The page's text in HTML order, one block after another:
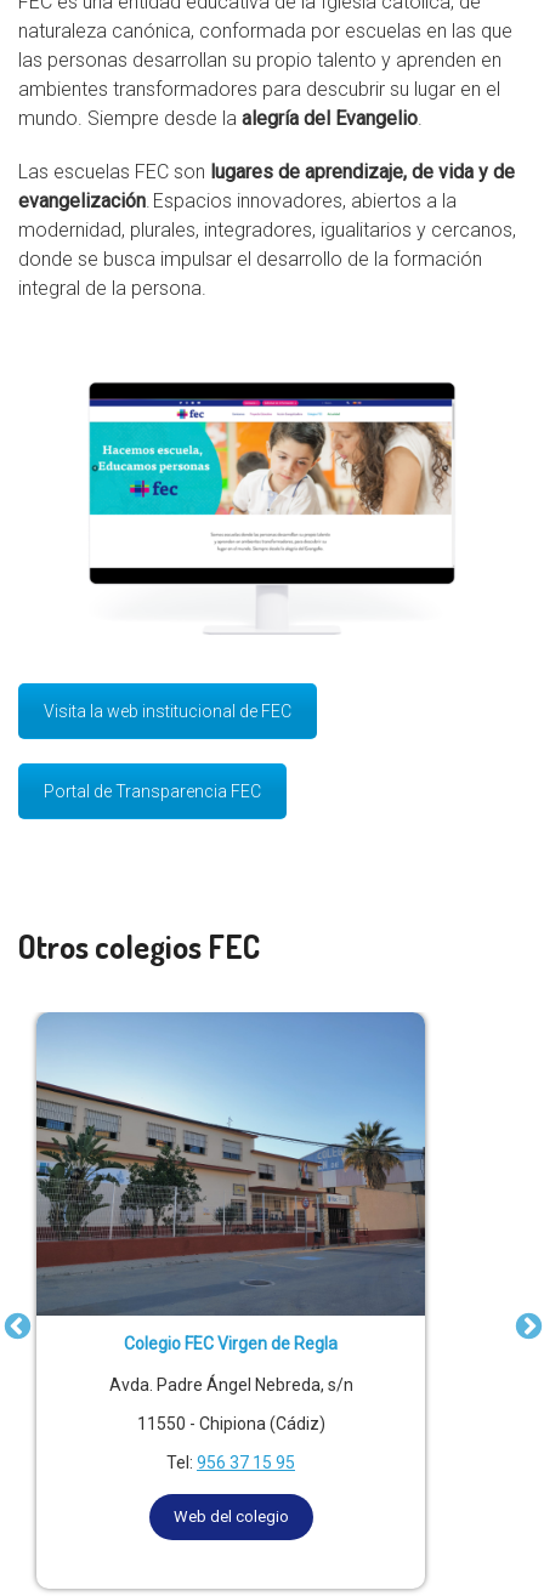
naturaleza canónica, conformada por escuelas en las que
las personas desarrollan su propio talento y aprenden en
ambientes transformadores para descubrir su lugar en el
mundo. Siempre desde la alegría del Evangelio.
Las escuelas FEC son lugares de aprendizaje, de vida y de
evangelización. Espacios innovadores, abiertos a la
modernidad, plurales, integradores, igualitarios y cercanos,
donde se busca impulsar el desarrollo de la formación
integral de la persona.
Visita la web institucional de FEC
Portal de Transparencia FEC
Otros colegios FEC
Colegio FEC Virgen de Regla
Avda. Padre Ángel Nebreda, s/n
11550 - Chipiona (Cádiz)
Tel: 956 37 15 95
Web del colegio